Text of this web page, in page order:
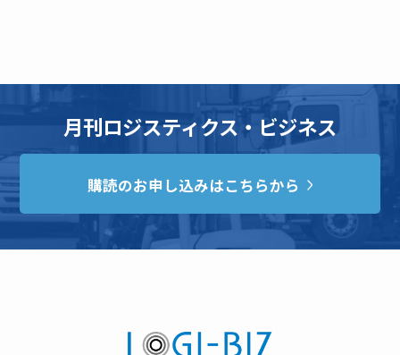
月刊ロジスティクス・ビジネス
購読のお申し込みはこちらから